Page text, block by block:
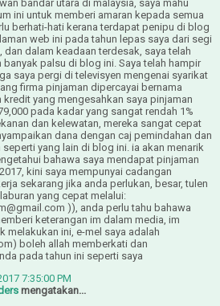
bandar utara di malaysia, saya mahu
ini untuk memberi amaran kepada semua
berhati-hati kerana terdapat penipu di blog
web ini pada tahun lepas saya dari segi
dan dalam keadaan terdesak, saya telah
palsu di blog ini. Saya telah hampir
saya pergi di televisyen mengenai syarikat
firma pinjaman dipercayai bernama
kredit yang mengesahkan saya pinjaman
pada kadar yang sangat rendah 1%
dan kelewatan, mereka sangat cepat
dana dengan caj pemindahan dan
yang lain di blog ini. ia akan menarik
bahawa saya mendapat pinjaman
kini saya mempunyai cadangan
sekarang jika anda perlukan, besar, tulen
yang cepat melalui:
)), anda perlu tahu bahawa
keterangan im dalam media, im
melakukan ini, e-mel saya adalah
boleh allah memberkati dan
pada tahun ini seperti saya
7:35:00 PM
mengatakan...